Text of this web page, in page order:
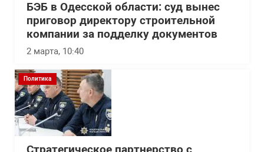
БЭБ в Одесской области: суд вынес
приговор директору строительной
компании за подделку документов
2 марта, 10:40
Политика